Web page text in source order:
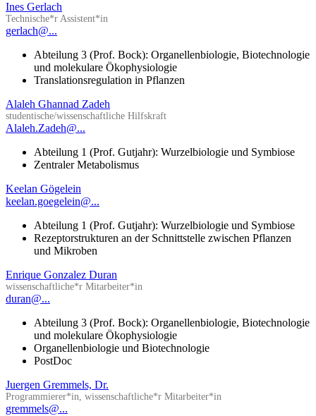
Ines Gerlach
Technische*r Assistent*in
gerlach@...
Abteilung 3 (Prof. Bock): Organellenbiologie, Biotechnologie
und molekulare Ökophysiologie
Translationsregulation in Pflanzen
Alaleh Ghannad Zadeh
studentische/wissenschaftliche Hilfskraft
Alaleh.Zadeh@...
Abteilung 1 (Prof. Gutjahr): Wurzelbiologie und Symbiose
Zentraler Metabolismus
Keelan Gögelein
keelan.goegelein@...
Abteilung 1 (Prof. Gutjahr): Wurzelbiologie und Symbiose
Rezeptorstrukturen an der Schnittstelle zwischen Pflanzen
und Mikroben
Enrique Gonzalez Duran
wissenschaftliche*r Mitarbeiter*in
duran@...
Abteilung 3 (Prof. Bock): Organellenbiologie, Biotechnologie
und molekulare Ökophysiologie
Organellenbiologie und Biotechnologie
PostDoc
Juergen Gremmels, Dr.
Programmierer*in, wissenschaftliche*r Mitarbeiter*in
gremmels@...